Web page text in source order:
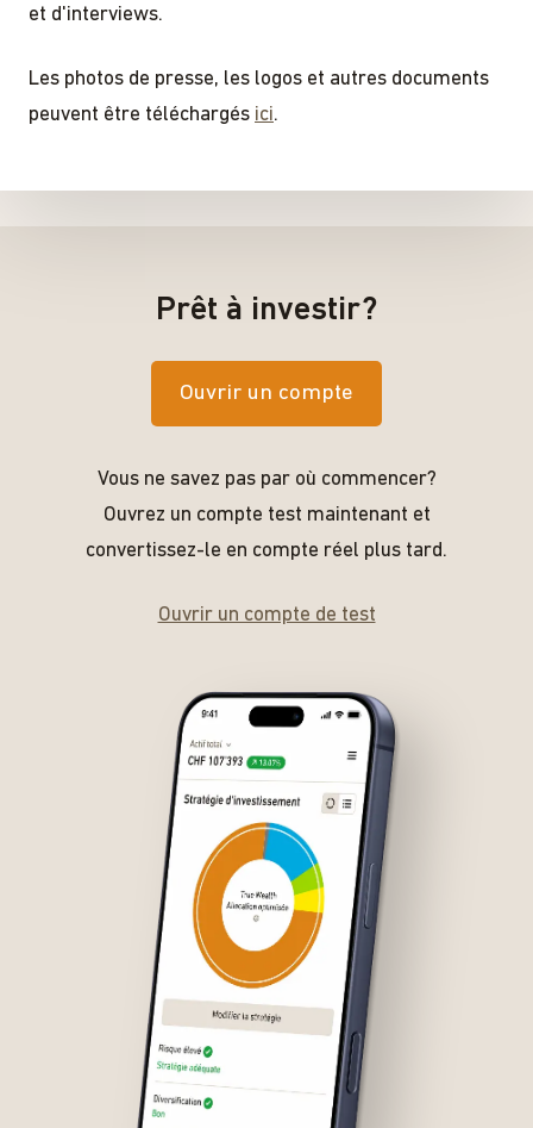
et d'interviews.
Les photos de presse, les logos et autres documents
peuvent être téléchargés ici.
Prêt à investir?
Ouvrir un compte
Vous ne savez pas par où commencer?
Ouvrez un compte test maintenant et
convertissez-le en compte réel plus tard.
Ouvrir un compte de test